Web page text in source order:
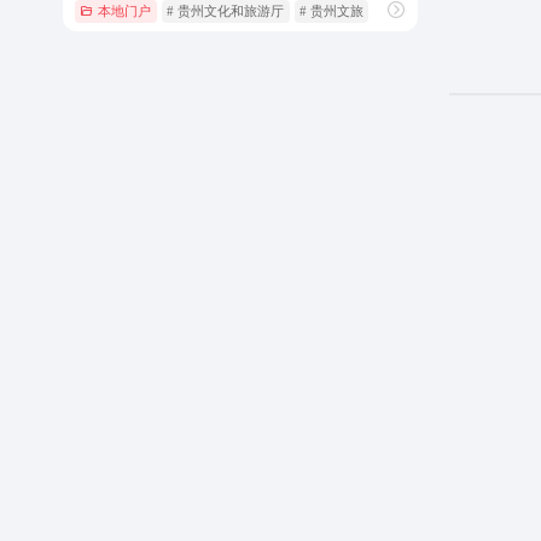
本地门户 # 贵州文化和旅游厅 # 贵州文旅